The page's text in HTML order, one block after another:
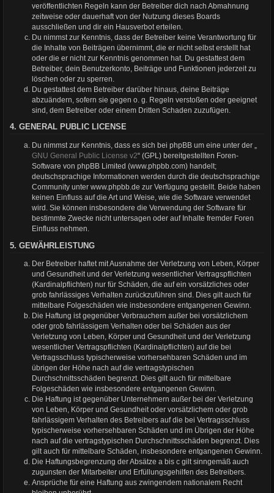
veröffentlichten Regeln kann der Betreiber dich nach Abmahnung
zeitweise oder dauerhaft von der Nutzung dieses Boards
ausschließen und dir ein Hausverbot erteilen.
Du nimmst zur Kenntnis, dass der Betreiber keine Verantwortung für
die Inhalte von Beiträgen übernimmt, die er nicht selbst erstellt hat
oder die er nicht zur Kenntnis genommen hat. Du gestattest dem
Betreiber, dein Benutzerkonto, Beiträge und Funktionen jederzeit zu
löschen oder zu sperren.
Du gestattest dem Betreiber darüber hinaus, deine Beiträge
abzuändern, sofern sie gegen o. g. Regeln verstoßen oder geeignet
sind, dem Betreiber oder einem Dritten Schaden zuzufügen.
4. GENERAL PUBLIC LICENSE
Du nimmst zur Kenntnis, dass es sich bei phpBB um eine unter der „
GNU General Public License v2“ (GPL) bereitgestellten Foren-
Software von phpBB Limited (www.phpbb.com) handelt;
deutschsprachige Informationen werden durch die deutschsprachige
Community unter www.phpbb.de zur Verfügung gestellt. Beide haben
keinen Einfluss auf die Art und Weise, wie die Software verwendet
wird. Sie können insbesondere die Verwendung der Software für
bestimmte Zwecke nicht untersagen oder auf Inhalte fremder Foren
Einfluss nehmen.
5. GEWÄHRLEISTUNG
Der Betreiber haftet mit Ausnahme der Verletzung von Leben, Körper
und Gesundheit und der Verletzung wesentlicher Vertragspflichten
(Kardinalpflichten) nur für Schäden, die auf ein vorsätzliches oder
grob fahrlässiges Verhalten zurückzuführen sind. Dies gilt auch für
mittelbare Folgeschäden wie insbesondere entgangenen Gewinn.
Die Haftung ist gegenüber Verbrauchern außer bei vorsätzlichem
oder grob fahrlässigem Verhalten oder bei Schäden aus der
Verletzung von Leben, Körper und Gesundheit und der Verletzung
wesentlicher Vertragspflichten (Kardinalpflichten) auf die bei
Vertragsschluss typischerweise vorhersehbaren Schäden und im
übrigen der Höhe nach auf die vertragstypischen
Durchschnittsschäden begrenzt. Dies gilt auch für mittelbare
Folgeschäden wie insbesondere entgangenen Gewinn.
Die Haftung ist gegenüber Unternehmern außer bei der Verletzung
von Leben, Körper und Gesundheit oder vorsätzlichem oder grob
fahrlässigem Verhalten des Betreibers auf die bei Vertragsschluss
typischerweise vorhersehbaren Schäden und im Übrigen der Höhe
nach auf die vertragstypischen Durchschnittsschäden begrenzt. Dies
gilt auch für mittelbare Schäden, insbesondere entgangenen Gewinn.
Die Haftungsbegrenzung der Absätze a bis c gilt sinngemäß auch
zugunsten der Mitarbeiter und Erfüllungsgehilfen des Betreibers.
Ansprüche für eine Haftung aus zwingendem nationalem Recht